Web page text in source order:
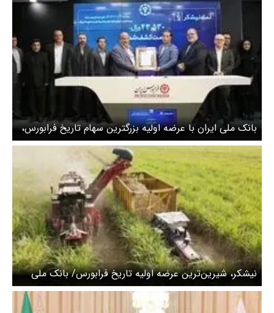
بانک ملی ایران با عرضه اولیه بزرگترین سهام تاریخ فرابورس،
افق‌های جدیدی را گشود
نیشکر، شیرین‌ترین عرضه اولیه تاریخ فرابورس/ بانک‌ ملی
ایران به عنوان مالک ۴۰ درصدی شرکت نیشکر و صنایع
جانبی، سهام خود را عرضه کرد